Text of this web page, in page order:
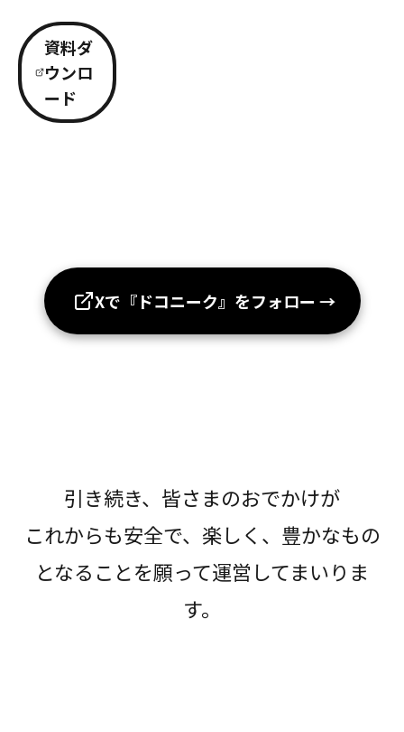
資料ダ
ウンロ
ード
Xで『ドコニーク』をフォロー →
引き続き、皆さまのおでかけが
これからも安全で、楽しく、豊かなもの
となることを願って運営してまいりま
す。